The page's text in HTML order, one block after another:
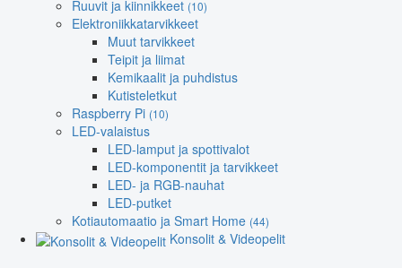
Ruuvit ja kiinnikkeet (10)
Elektroniikkatarvikkeet
Muut tarvikkeet
Teipit ja liimat
Kemikaalit ja puhdistus
Kutisteletkut
Raspberry Pi (10)
LED-valaistus
LED-lamput ja spottivalot
LED-komponentit ja tarvikkeet
LED- ja RGB-nauhat
LED-putket
Kotiautomaatio ja Smart Home (44)
Konsolit & Videopelit